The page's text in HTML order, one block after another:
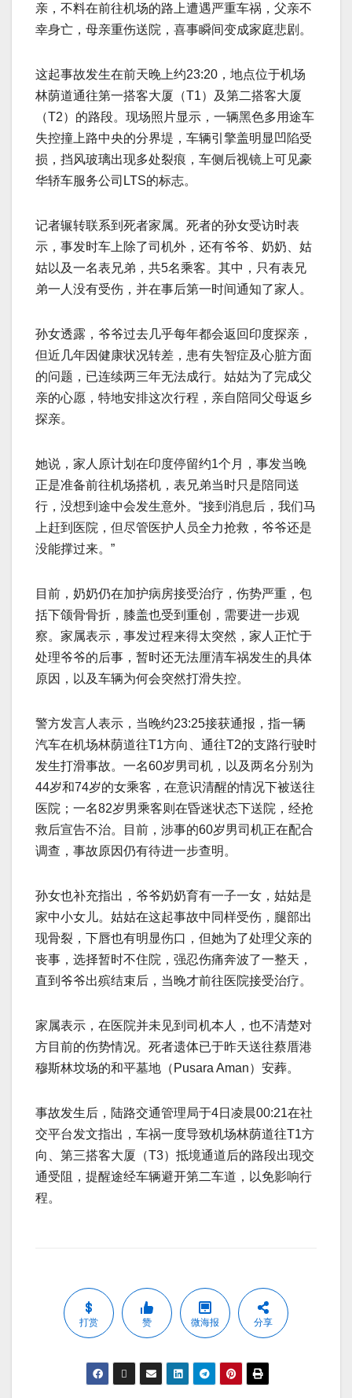
亲，不料在前往机场的路上遭遇严重车祸，父亲不
幸身亡，母亲重伤送院，喜事瞬间变成家庭悲剧。
这起事故发生在前天晚上约23:20，地点位于机场
林荫道通往第一搭客大厦（T1）及第二搭客大厦
（T2）的路段。现场照片显示，一辆黑色多用途车
失控撞上路中央的分界堤，车辆引擎盖明显凹陷受
损，挡风玻璃出现多处裂痕，车侧后视镜上可见豪
华轿车服务公司LTS的标志。
记者辗转联系到死者家属。死者的孙女受访时表
示，事发时车上除了司机外，还有爷爷、奶奶、姑
姑以及一名表兄弟，共5名乘客。其中，只有表兄
弟一人没有受伤，并在事后第一时间通知了家人。
孙女透露，爷爷过去几乎每年都会返回印度探亲，
但近几年因健康状况转差，患有失智症及心脏方面
的问题，已连续两三年无法成行。姑姑为了完成父
亲的心愿，特地安排这次行程，亲自陪同父母返乡
探亲。
她说，家人原计划在印度停留约1个月，事发当晚
正是准备前往机场搭机，表兄弟当时只是陪同送
行，没想到途中会发生意外。“接到消息后，我们马
上赶到医院，但尽管医护人员全力抢救，爷爷还是
没能撑过来。”
目前，奶奶仍在加护病房接受治疗，伤势严重，包
括下颌骨骨折，膝盖也受到重创，需要进一步观
察。家属表示，事发过程来得太突然，家人正忙于
处理爷爷的后事，暂时还无法厘清车祸发生的具体
原因，以及车辆为何会突然打滑失控。
警方发言人表示，当晚约23:25接获通报，指一辆
汽车在机场林荫道往T1方向、通往T2的支路行驶时
发生打滑事故。一名60岁男司机，以及两名分别为
44岁和74岁的女乘客，在意识清醒的情况下被送往
医院；一名82岁男乘客则在昏迷状态下送院，经抢
救后宣告不治。目前，涉事的60岁男司机正在配合
调查，事故原因仍有待进一步查明。
孙女也补充指出，爷爷奶奶育有一子一女，姑姑是
家中小女儿。姑姑在这起事故中同样受伤，腿部出
现骨裂，下唇也有明显伤口，但她为了处理父亲的
丧事，选择暂时不住院，强忍伤痛奔波了一整天，
直到爷爷出殡结束后，当晚才前往医院接受治疗。
家属表示，在医院并未见到司机本人，也不清楚对
方目前的伤势情况。死者遗体已于昨天送往蔡厝港
穆斯林坟场的和平墓地（Pusara Aman）安葬。
事故发生后，陆路交通管理局于4日凌晨00:21在社
交平台发文指出，车祸一度导致机场林荫道往T1方
向、第三搭客大厦（T3）抵境通道后的路段出现交
通受阻，提醒途经车辆避开第二车道，以免影响行
程。
打赏 赞 微海报 分享